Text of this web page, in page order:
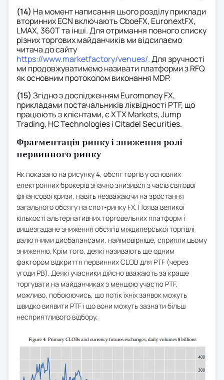
(14) На момент написання цього розділу приклади
вторинних ECN включають CboeFX, EuronextFX,
LMAX, 360T та інші. Для отримання повного списку
різних торгових майданчиків ми відсилаємо
читача до сайту
https://www.marketfactory/venues/.Для зручності
ми продовжуватимемо називати платформи з RFQ
як основним протоколом виконання MDP.
(15) Згідно з дослідженням Euromoney FX,
прикладами постачальників ліквідності PTF, що
працюють з клієнтами, є XTX Markets, Jump
Trading, HC Technologies і Citadel Securities.
Фрагментація ринку і зниження ролі
первинного ринку
Як показано на рисунку 4, обсяг торгів у основних
електронних брокерів значно знизився з часів світової
фінансової кризи, навіть незважаючи на зростання
загального обсягу на спот-ринку FX. Поява великої
кількості альтернативних торговельних платформ і
вищезгадане зниження обсягів міждилерської торгівлі
валютними дисбалансами, найімовірніше, сприяли цьому
зниженню. Крім того, деякі називають ще одним
фактором відкриття первинних CLOB для PTF (через
угоди PB). Деякі учасники дійсно вважають за краще
торгувати на майданчиках з меншою участю PTF,
можливо, побоюючись, що потік їхніх заявок можуть
швидко виявити PTF і що вони можуть зазнати більш
несприятливого відбору.